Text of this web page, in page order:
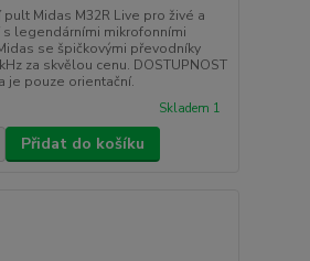
Midas M32R Live pro živé a
legendárními mikrofonními
se špičkovými převodníky
za skvělou cenu. DOSTUPNOST
je pouze orientační.
Skladem 1
Přidat do košíku